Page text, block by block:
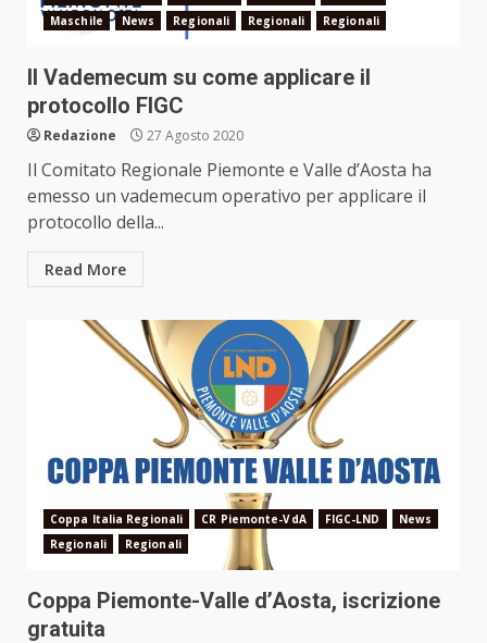
Maschile
News Regionali Regionali Regionali
Il Vademecum su come applicare il
protocollo FIGC
Redazione 27 Agosto 2020
Il Comitato Regionale Piemonte e Valle d’Aosta ha
emesso un vademecum operativo per applicare il
protocollo della...
Read More
Coppa Italia Regionali CR Piemonte-VdA FIGC-LND
News
Regionali
Regionali
Coppa Piemonte-Valle d’Aosta, iscrizione
gratuita